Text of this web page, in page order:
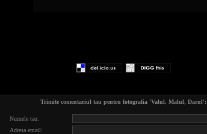
Trimite comentariul tau pentru fotografia 'Valul, Malul, Darul':
Numele tau:
Adresa email: